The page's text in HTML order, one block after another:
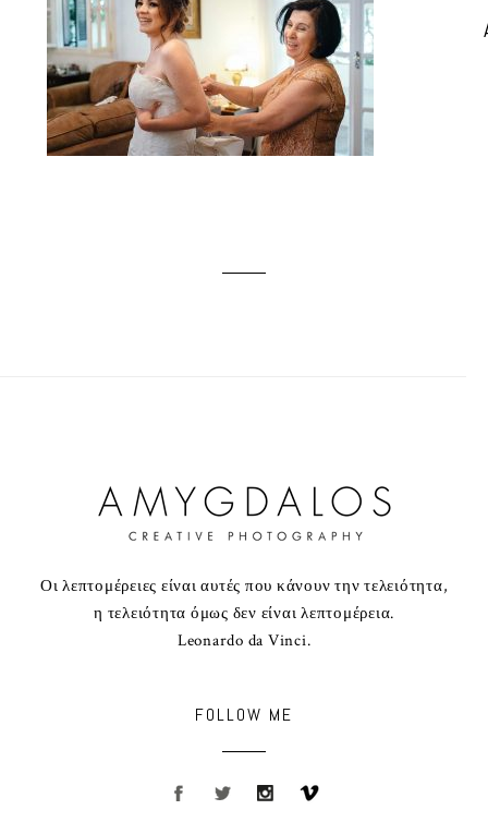
Οι λεπτομέρειες είναι αυτές που κάνουν την τελειότητα,
η τελειότητα όμως δεν είναι λεπτομέρεια.
Leonardo da Vinci.
FOLLOW ME